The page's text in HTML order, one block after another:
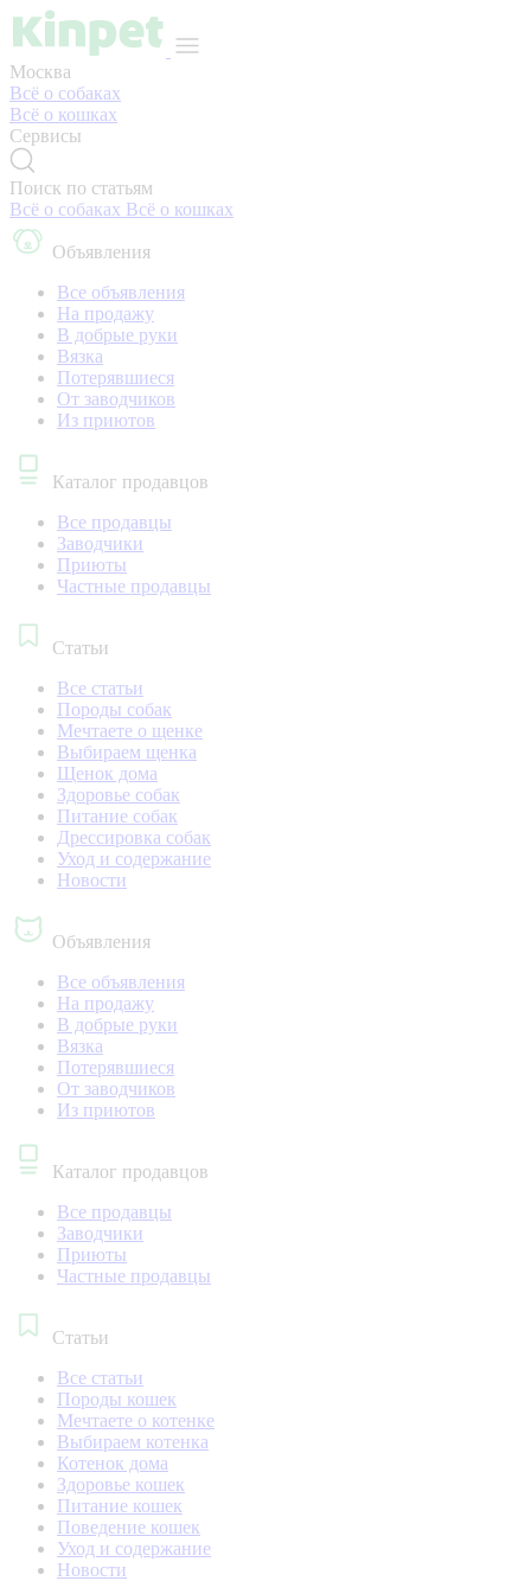
Москва
Всё о собаках
Всё о кошках
Сервисы
Поиск по статьям
Всё о собаках Всё о кошках
Объявления
Все объявления
На продажу
В добрые руки
Вязка
Потерявшиеся
От заводчиков
Из приютов
Каталог продавцов
Все продавцы
Заводчики
Приюты
Частные продавцы
Статьи
Все статьи
Породы собак
Мечтаете о щенке
Выбираем щенка
Щенок дома
Здоровье собак
Питание собак
Дрессировка собак
Уход и содержание
Новости
Объявления
Все объявления
На продажу
В добрые руки
Вязка
Потерявшиеся
От заводчиков
Из приютов
Каталог продавцов
Все продавцы
Заводчики
Приюты
Частные продавцы
Статьи
Все статьи
Породы кошек
Мечтаете о котенке
Выбираем котенка
Котенок дома
Здоровье кошек
Питание кошек
Поведение кошек
Уход и содержание
Новости